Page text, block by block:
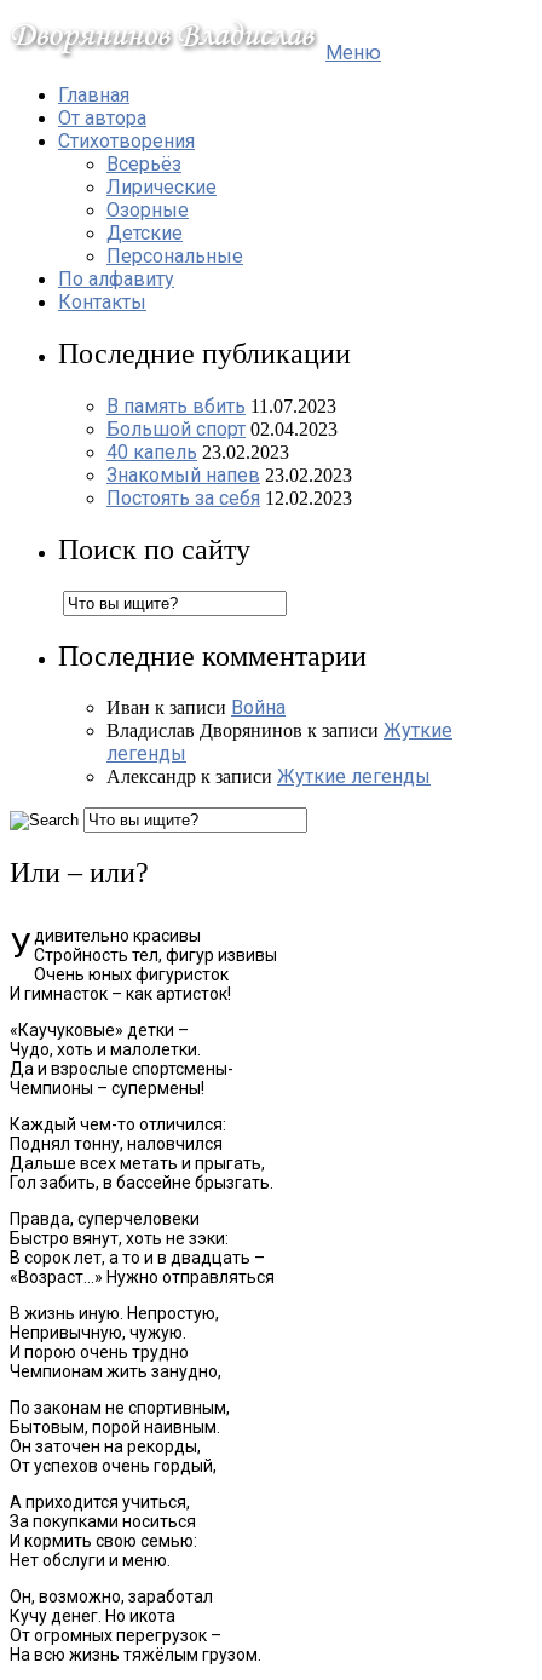
Меню
Главная
От автора
Стихотворения
Всерьёз
Лирические
Озорные
Детские
Персональные
По алфавиту
Контакты
Последние публикации
В память вбить 11.07.2023
Большой спорт 02.04.2023
40 капель 23.02.2023
Знакомый напев 23.02.2023
Постоять за себя 12.02.2023
Поиск по сайту
Последние комментарии
Иван к записи Война
Владислав Дворянинов к записи Жуткие
легенды
Александр к записи Жуткие легенды
Или – или?
Удивительно красивы
Стройность тел, фигур извивы
Очень юных фигуристок
И гимнасток – как артисток!
«Каучуковые» детки –
Чудо, хоть и малолетки.
Да и взрослые спортсмены-
Чемпионы – супермены!
Каждый чем-то отличился:
Поднял тонну, наловчился
Дальше всех метать и прыгать,
Гол забить, в бассейне брызгать.
Правда, суперчеловеки
Быстро вянут, хоть не зэки:
В сорок лет, а то и в двадцать –
«Возраст…» Нужно отправляться
В жизнь иную. Непростую,
Непривычную, чужую.
И порою очень трудно
Чемпионам жить занудно,
По законам не спортивным,
Бытовым, порой наивным.
Он заточен на рекорды,
От успехов очень гордый,
А приходится учиться,
За покупками носиться
И кормить свою семью:
Нет обслуги и меню.
Он, возможно, заработал
Кучу денег. Но икота
От огромных перегрузок –
На всю жизнь тяжёлым грузом.